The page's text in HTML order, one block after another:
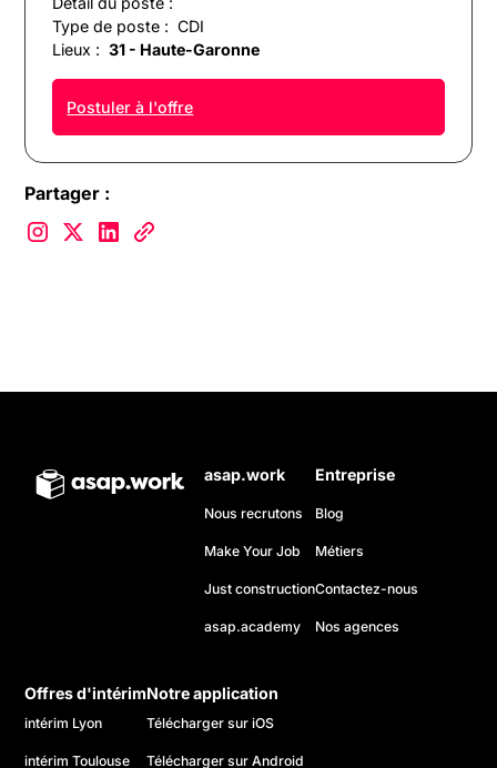
Type de poste : CDI
Lieux : 31 - Haute-Garonne
Postuler à l'offre
Partager :
asap.work
Nous recrutons
Make Your Job
Just construction
asap.academy
Entreprise
Blog
Métiers
Contactez-nous
Nos agences
Offres d'intérim
intérim Lyon
intérim Toulouse
Notre application
Télécharger sur iOS
Télécharger sur Android